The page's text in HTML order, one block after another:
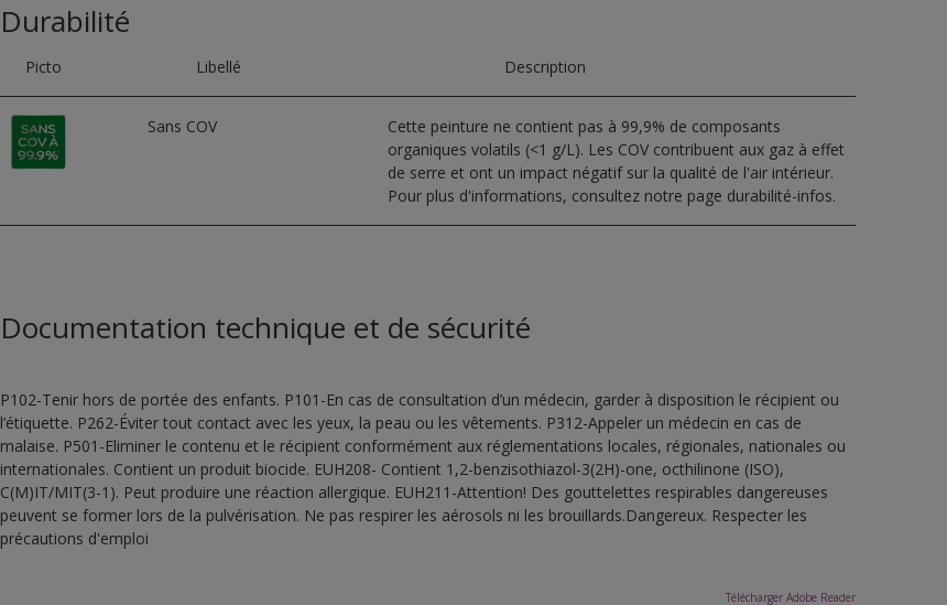
Durabilité
Picto Libellé Description
Sans COV
Cette peinture ne contient pas à 99,9% de composants
organiques volatils (<1 g/L). Les COV contribuent aux gaz à effet
de serre et ont un impact négatif sur la qualité de l'air intérieur.
Pour plus d'informations, consultez notre page durabilité-infos.
Documentation technique et de sécurité
P102-Tenir hors de portée des enfants. P101-En cas de consultation d’un médecin, garder à disposition le récipient ou
l’étiquette. P262-Éviter tout contact avec les yeux, la peau ou les vêtements. P312-Appeler un médecin en cas de
malaise. P501-Eliminer le contenu et le récipient conformément aux réglementations locales, régionales, nationales ou
internationales. Contient un produit biocide. EUH208- Contient 1,2-benzisothiazol-3(2H)-one, octhilinone (ISO),
C(M)IT/MIT(3-1). Peut produire une réaction allergique. EUH211-Attention! Des gouttelettes respirables dangereuses
peuvent se former lors de la pulvérisation. Ne pas respirer les aérosols ni les brouillards.Dangereux. Respecter les
précautions d'emploi
Télécharger Adobe Reader